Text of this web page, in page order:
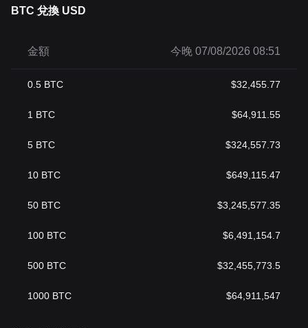
BTC 兌換 USD
金額 今晚 07/08/2026 08:51
0.5 BTC $32,455.77
1 BTC $64,911.55
5 BTC $324,557.73
10 BTC $649,115.47
50 BTC $3,245,577.35
100 BTC $6,491,154.7
500 BTC $32,455,773.5
1000 BTC $64,911,547